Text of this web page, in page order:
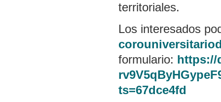
territoriales.
Los interesados
formulario: https://
ts=67dce4fd